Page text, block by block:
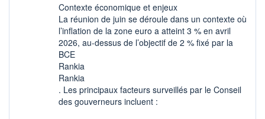
Contexte économique et enjeux
La réunion de juin se déroule dans un contexte où
l’inflation de la zone euro a atteint 3 % en avril
2026, au-dessus de l’objectif de 2 % fixé par la
BCE
Rankia
Rankia
. Les principaux facteurs surveillés par le Conseil
des gouverneurs incluent :